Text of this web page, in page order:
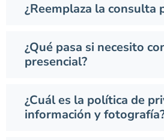
¿Reemplaza la consulta
¿Qué pasa si necesito
presencial?
¿Cuál es la política de
información y